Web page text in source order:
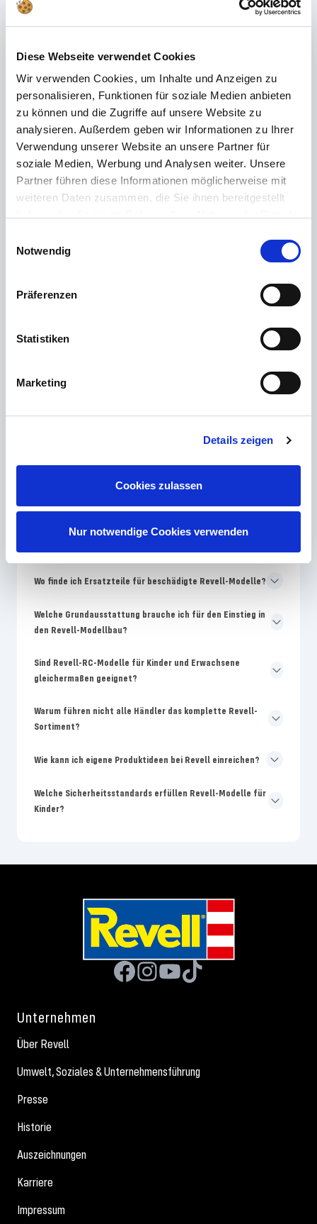
Diese Webseite verwendet Cookies
Wir verwenden Cookies, um Inhalte und Anzeigen zu
personalisieren, Funktionen für soziale Medien anbieten
zu können und die Zugriffe auf unsere Website zu
analysieren. Außerdem geben wir Informationen zu Ihrer
Verwendung unserer Website an unsere Partner für
soziale Medien, Werbung und Analysen weiter. Unsere
Partner führen diese Informationen möglicherweise mit
weiteren Daten zusammen, die Sie ihnen bereitgestellt
Notwendig
Präferenzen
Statistiken
Marketing
Details zeigen
Cookies zulassen
Nur notwendige Cookies verwenden
Häufig gestellte Fragen
über unsere Produkte erfahren? UnserKundenservice
Details, Ersatzteile oder Tipps zur Nutzung: Wir sind für dich da.
Support rund um die Uhr
Telefon
+49 (0) 800 22 77 372 / +43 (0) 662 88 921 333
Die häufigsten Fragen
Welches Revell Skill-Level ist für Modellbau-Anfänger am
Warum unterscheiden sich Farben auf der Revell-
Wie oft bringt Revell neue Modellbausätze auf den
Warum sind Revell-Modelle teurer als No-Name-
Wo finde ich Ersatzteile für beschädigte Revell-Modelle?
Welche Grundausstattung brauche ich für den Einstieg in
den Revell-Modellbau?
Sind Revell-RC-Modelle für Kinder und Erwachsene
gleichermaßen geeignet?
Warum führen nicht alle Händler das komplette Revell-
Sortiment?
Wie kann ich eigene Produktideen bei Revell einreichen?
Welche Sicherheitsstandards erfüllen Revell-Modelle für
Kinder?
Unternehmen
Über Revell
Umwelt, Soziales & Unternehmensführung
Presse
Historie
Auszeichnungen
Karriere
Impressum